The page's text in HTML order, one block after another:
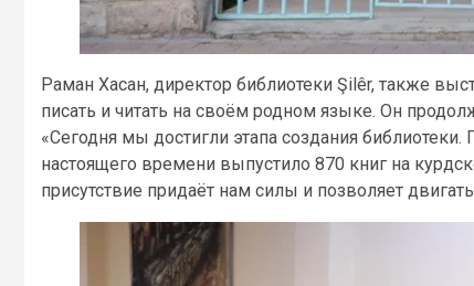
Раман Хасан, директор библиотеки Şilêr, также
писать и читать на своём родном языке. Он
«Сегодня мы достигли этапа создания
настоящего времени выпустило 870 книг на
присутствие придаёт нам силы и позволяет